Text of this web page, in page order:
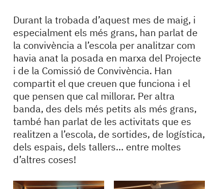
Durant la trobada d’aquest mes de maig, i
especialment els més grans, han parlat de
la convivència a l’escola per analitzar com
havia anat la posada en marxa del Projecte
i de la Comissió de Convivència. Han
compartit el que creuen que funciona i el
que pensen que cal millorar. Per altra
banda, des dels més petits als més grans,
també han parlat de les activitats que es
realitzen a l’escola, de sortides, de logística,
dels espais, dels tallers… entre moltes
d’altres coses!